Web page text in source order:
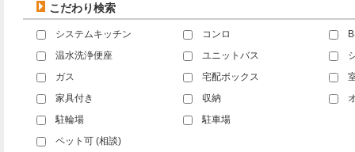
こだわり検索
システムキッチン コンロ
温水洗浄便座
ユニットバス
ガス
宅配ボックス
家具付き
収納
駐輪場
駐車場
ペット可 (相談)